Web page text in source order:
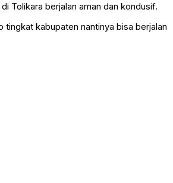
Tolikara berjalan aman dan kondusif.
tingkat kabupaten nantinya bisa berjalan